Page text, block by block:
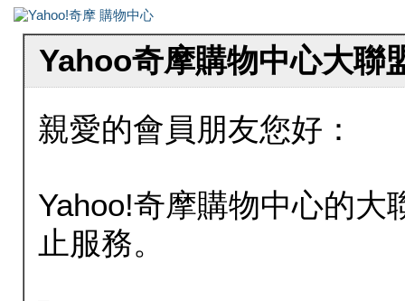
Yahoo奇摩購物中心大聯
親愛的會員朋友您好：
Yahoo!奇摩購物中心的大
止服務。